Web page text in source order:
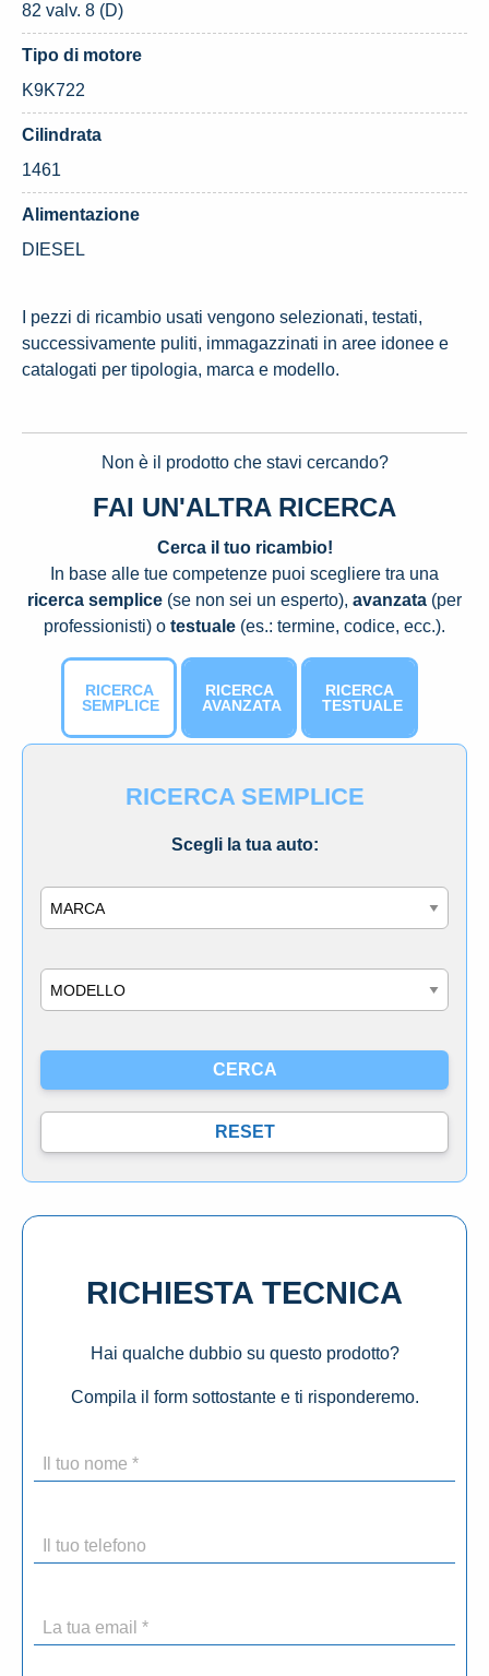
82 valv. 8 (D)
Tipo di motore
K9K722
Cilindrata
1461
Alimentazione
DIESEL
I pezzi di ricambio usati vengono selezionati, testati,
successivamente puliti, immagazzinati in aree idonee e
catalogati per tipologia, marca e modello.
Non è il prodotto che stavi cercando?
FAI UN'ALTRA RICERCA
Cerca il tuo ricambio!
In base alle tue competenze puoi scegliere tra una
ricerca semplice (se non sei un esperto), avanzata (per
professionisti) o testuale (es.: termine, codice, ecc.).
RICERCA
SEMPLICE
RICERCA
AVANZATA
RICERCA
TESTUALE
RICERCA SEMPLICE
Scegli la tua auto:
RICHIESTA TECNICA
Hai qualche dubbio su questo prodotto?
Compila il form sottostante e ti risponderemo.